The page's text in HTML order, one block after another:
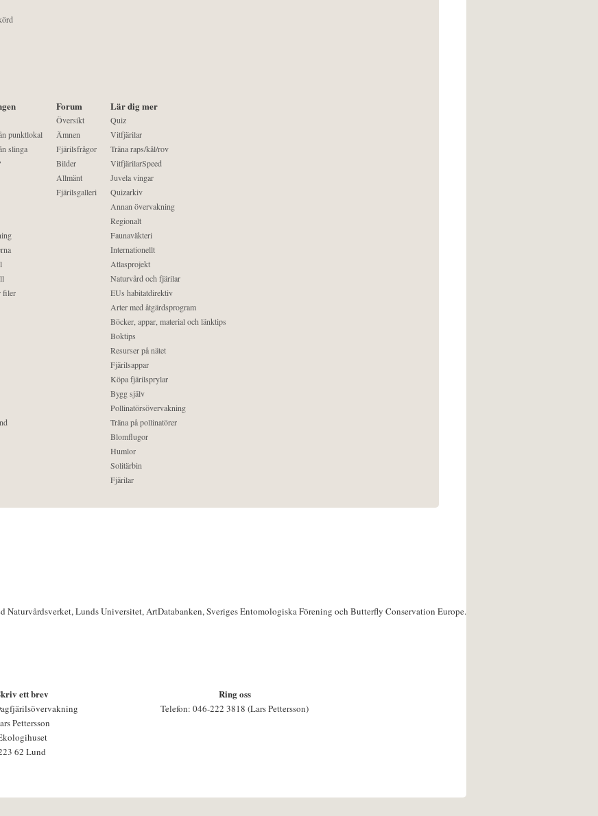
punktlokal
slinga
filer
Forum
Översikt
Ämnen
Fjärilsfrågor
Bilder
Allmänt
Fjärilsgalleri
Lär dig mer
Quiz
Vitfjärilar
Träna raps/kål/rov
VitfjärilarSpeed
Juvela vingar
Quizarkiv
Annan övervakning
Regionalt
Faunaväkteri
Internationellt
Atlasprojekt
Naturvård och fjärilar
EUs habitatdirektiv
Arter med åtgärdsprogram
Böcker, appar, material och länktips
Boktips
Resurser på nätet
Fjärilsappar
Köpa fjärilsprylar
Bygg själv
Pollinatörsövervakning
Träna på pollinatörer
Blomflugor
Humlor
Solitärbin
Fjärilar
Naturvårdsverket, Lunds Universitet, ArtDatabanken, Sveriges Entomologiska Förening och Butterfly Conservation Europe.
ett brev
Pettersson
62 Lund
Ring oss
Telefon: 046-222 3818 (Lars Pettersson)